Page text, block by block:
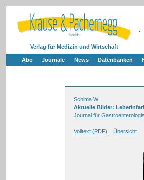
Verlag für Medizin und Wirtschaft
Abo Journale News Datenbanken
Schima W
Aktuelle Bilder:
Journal für
Volltext (PDF) Übersicht